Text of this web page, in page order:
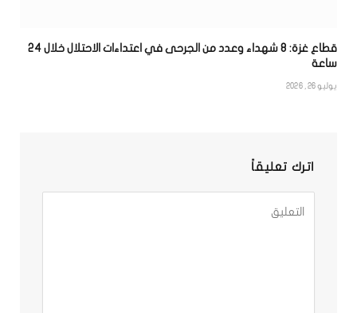
قطاع غزة: 8 شهداء وعدد من الجرحى في اعتداءات الاحتلال خلال 24
ساعة
يوليو 26, 2026
اترك تعليقاً